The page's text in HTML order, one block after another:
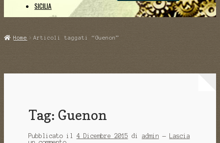
SICILIA
Home Articoli taggati “Guenon”
Tag: Guenon
Pubblicato il 4 Dicembre 2015 di admin —
Lascia